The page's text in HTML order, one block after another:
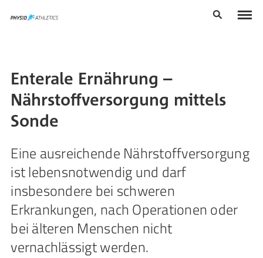
Enterale Ernährung –
Nährstoffversorgung mittels
Sonde
Eine ausreichende Nährstoffversorgung
ist lebensnotwendig und darf
insbesondere bei schweren
Erkrankungen, nach Operationen oder
bei älteren Menschen nicht
vernachlässigt werden.